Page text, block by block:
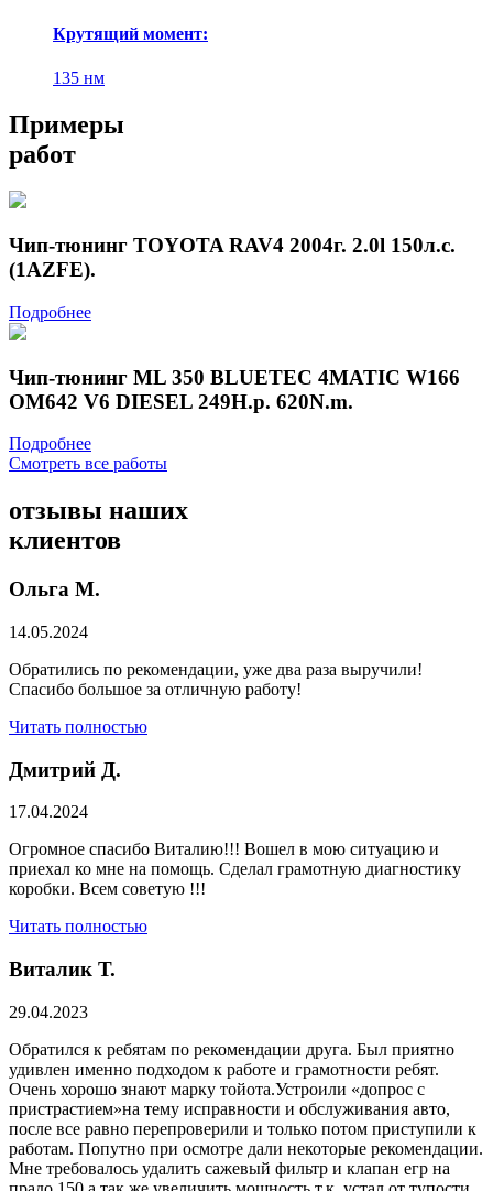
Крутящий момент:
135 нм
Примеры
работ
Чип-тюнинг TOYOTA RAV4 2004г. 2.0l 150л.с.
(1AZFE).
Подробнее
Чип-тюнинг ML 350 BLUETEC 4MATIC W166
OM642 V6 DIESEL 249H.p. 620N.m.
Подробнее
Смотреть все работы
отзывы наших
клиентов
Ольга М.
14.05.2024
Обратились по рекомендации, уже два раза выручили!
Спасибо большое за отличную работу!
Читать полностью
Дмитрий Д.
17.04.2024
Огромное спасибо Виталию!!! Вошел в мою ситуацию и
приехал ко мне на помощь. Сделал грамотную диагностику
коробки. Всем советую !!!
Читать полностью
Виталик Т.
29.04.2023
Обратился к ребятам по рекомендации друга. Был приятно
удивлен именно подходом к работе и грамотности ребят.
Очень хорошо знают марку тойота.Устроили «допрос с
пристрастием»на тему исправности и обслуживания авто,
после все равно перепроверили и только потом приступили к
работам. Попутно при осмотре дали некоторые рекомендации.
Мне требовалось удалить сажевый фильтр и клапан егр на